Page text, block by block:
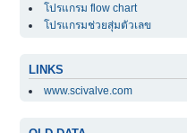
โปรแกรม flow chart
โปรแกรมช่วยสุ่มตัวเลข
LINKS
www.scivalve.com